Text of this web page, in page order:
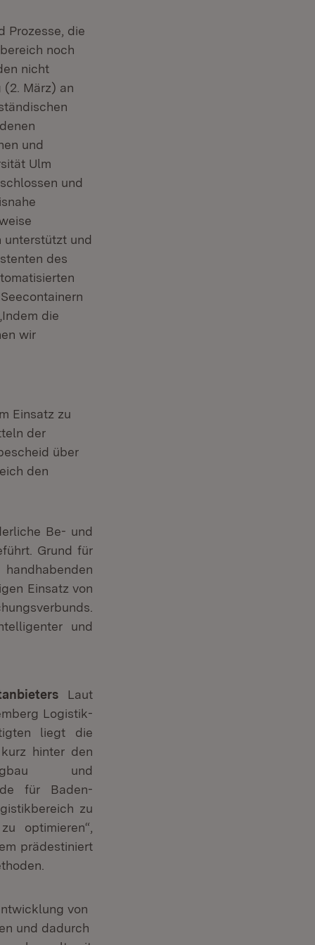
Prozesse, die
noch
nicht
(2. März) an
und
Ulm
und
unterstützt und
des
die
wir
Einsatz zu
der
über
den
Be- und
Grund für
Einsatz von
und
Laut
Logistik-
liegt die
hinter den
und
für Baden-
zu
optimieren“,
prädestiniert
von
und dadurch